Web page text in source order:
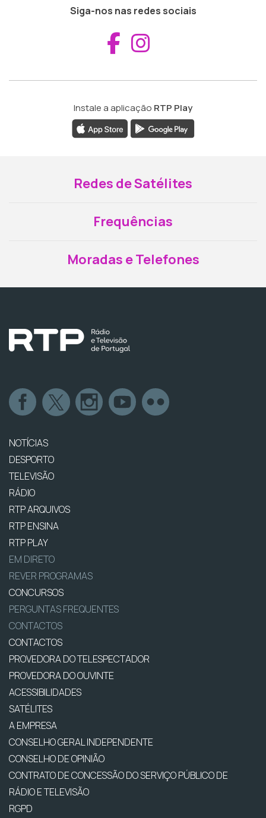
Siga-nos nas redes sociais
Aceder ao
Instale a aplicação RTP Play
Redes de Satélites
Frequências
Moradas e Telefones
NOTÍCIAS
DESPORTO
TELEVISÃO
RÁDIO
RTP ARQUIVOS
RTP ENSINA
RTP PLAY
EM DIRETO
REVER PROGRAMAS
CONCURSOS
PERGUNTAS FREQUENTES
CONTACTOS
CONTACTOS
PROVEDORA DO TELESPECTADOR
PROVEDORA DO OUVINTE
ACESSIBILIDADES
SATÉLITES
A EMPRESA
CONSELHO GERAL INDEPENDENTE
CONSELHO DE OPINIÃO
CONTRATO DE CONCESSÃO DO SERVIÇO PÚBLICO DE
RÁDIO E TELEVISÃO
RGPD